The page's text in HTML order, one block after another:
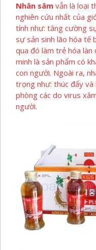
Nhân sâm vẫn là loại
nghiên cứu nhất của
tính như: tăng cường
sự sản sinh lão hóa tế
qua đó làm trẻ hóa làn
minh là sản phẩm có
con người. Ngoài ra,
trọng như: thúc đẩy và
phòng các do virus
người.